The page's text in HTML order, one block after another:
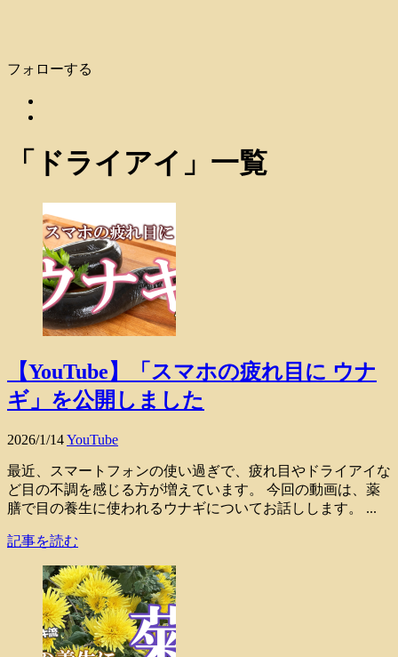
フォローする
「 ドライアイ 」 一覧
【YouTube】「スマホの疲れ目に ウナ
ギ」を公開しました
2026/1/14YouTube
最近、スマートフォンの使い過ぎで、疲れ目やドライアイな
ど目の不調を感じる方が増えています。 今回の動画は、薬
膳で目の養生に使われるウナギについてお話しします。 ...
記事を読む